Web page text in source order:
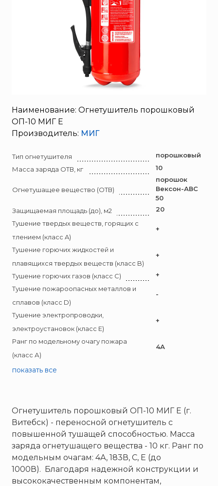
Порошковые огнетушители (ОП) с повышенными
тушащими свойствами
ПЕНОСМЕСИТЕЛЬ (ДОЗАТОР)
«Спотви»
«Шанс»
АО «КОРПОРАЦИЯ
АО «Тамбовмаш»
Болид
Брандбулл
Бриз-Кама
Диапазон+
Ермак
ЕСО
ИВС-Сигналспецавтоматика
ИНЕЙ
М-01.ру
Минипожарный
Неизвестный производитель
Пожнанотех
Полисервис
Прибор
Ратоборец
Наименование: Огнетушитель порошковый
ОП-10 МИГ Е
Производитель: МИГ
Тип огнетушителя
порошковый
Масса заряда ОТВ, кг
10
Огнетушащее вещество (ОТВ)
порошок
Вексон-АВС
50
Защищаемая площадь (до), м2
20
Тушение твердых веществ, горящих с
тлением (класс A)
+
Тушение горючих жидкостей и
плавящихся твердых веществ (класс B)
+
Тушение горючих газов (класс C)
+
Тушение пожароопасных металлов и
сплавов (класс D)
-
Тушение электропроводки,
электроустановок (класс E)
+
Ранг по модельному очагу пожара
(класс А)
4А
показать все
Огнетушитель порошковый ОП-10 МИГ Е (г.
Витебск) - переносной огнетушитель с
повышенной тушащей способностью. Масса
заряда огнетушащего вещества - 10 кг. Ранг по
модельным очагам: 4А, 183В, С, Е (до
1000В). Благодаря надежной конструкции и
высококачественным компонентам,